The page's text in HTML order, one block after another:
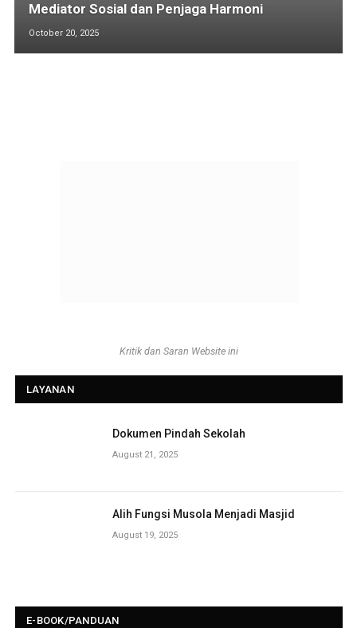
Mediator Sosial dan Penjaga Harmoni
October 20, 2025
Kritik dan Saran Website ini
LAYANAN
Dokumen Pindah Sekolah
August 21, 2025
Alih Fungsi Musola Menjadi Masjid
August 19, 2025
E-BOOK/PANDUAN